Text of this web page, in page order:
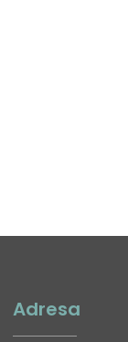
Adresa